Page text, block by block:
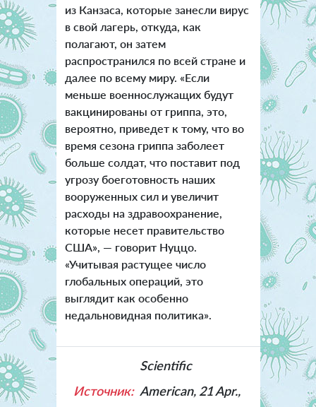
из Канзаса, которые занесли вирус
в свой лагерь, откуда, как
полагают, он затем
распространился по всей стране и
далее по всему миру. «Если
меньше военнослужащих будут
вакцинированы от гриппа, это,
вероятно, приведет к тому, что во
время сезона гриппа заболеет
больше солдат, что поставит под
угрозу боеготовность наших
вооруженных сил и увеличит
расходы на здравоохранение,
которые несет правительство
США», — говорит Нуццо.
«Учитывая растущее число
глобальных операций, это
выглядит как особенно
недальновидная политика».
Источник:
Scientific
American, 21 Apr.,